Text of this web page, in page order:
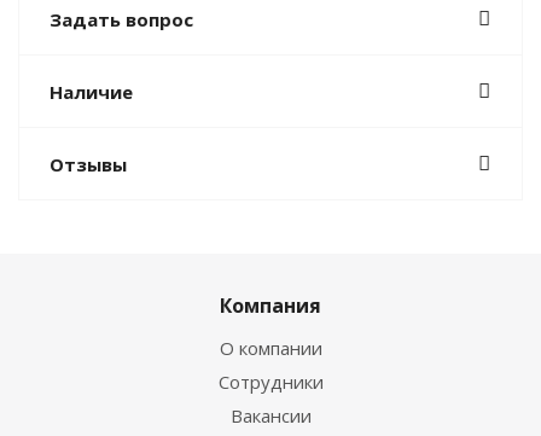
Задать вопрос
Наличие
Отзывы
Компания
О компании
Сотрудники
Вакансии